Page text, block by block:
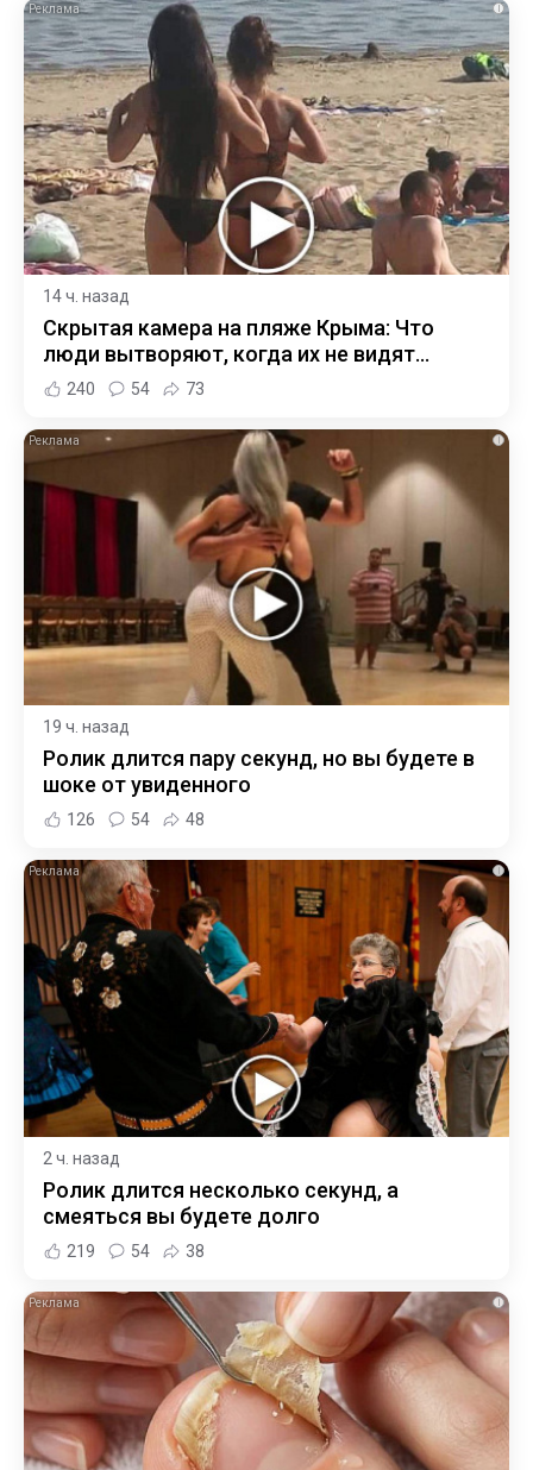
i
14 ч. назад
Скрытая камера на пляже Крыма: Что
люди вытворяют, когда их не видят...
240 54 73
i
19 ч. назад
Ролик длится пару секунд, но вы будете в
шоке от увиденного
126 54 48
i
2 ч. назад
Ролик длится несколько секунд, а
смеяться вы будете долго
219 54 38
i